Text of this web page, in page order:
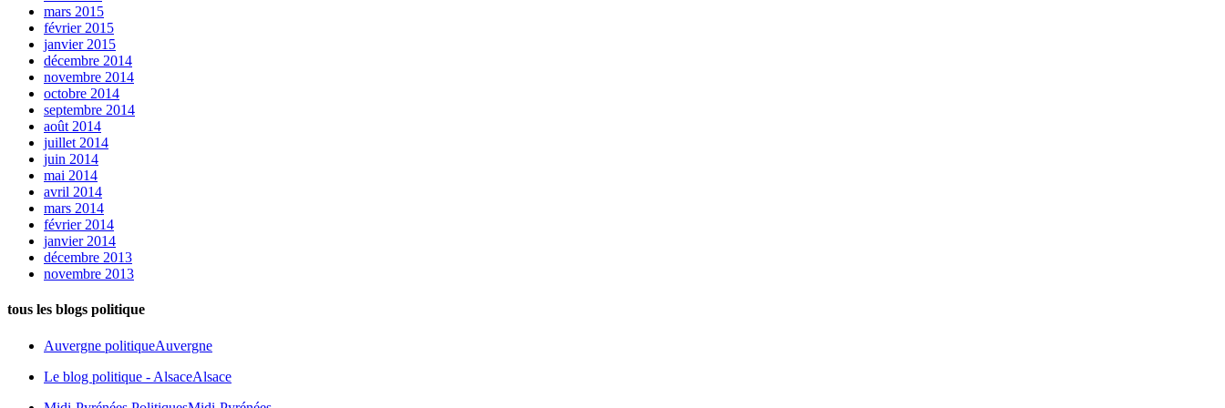
mars 2015
février 2015
janvier 2015
décembre 2014
novembre 2014
octobre 2014
septembre 2014
août 2014
juillet 2014
juin 2014
mai 2014
avril 2014
mars 2014
février 2014
janvier 2014
décembre 2013
novembre 2013
tous les blogs politique
Auvergne politiqueAuvergne
Le blog politique - AlsaceAlsace